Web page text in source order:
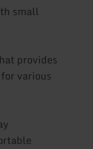
small
provides
various